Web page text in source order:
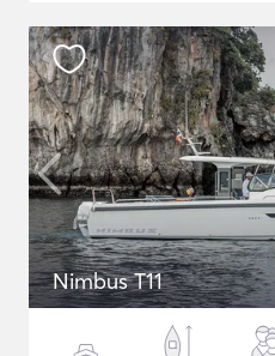
Nimbus T11